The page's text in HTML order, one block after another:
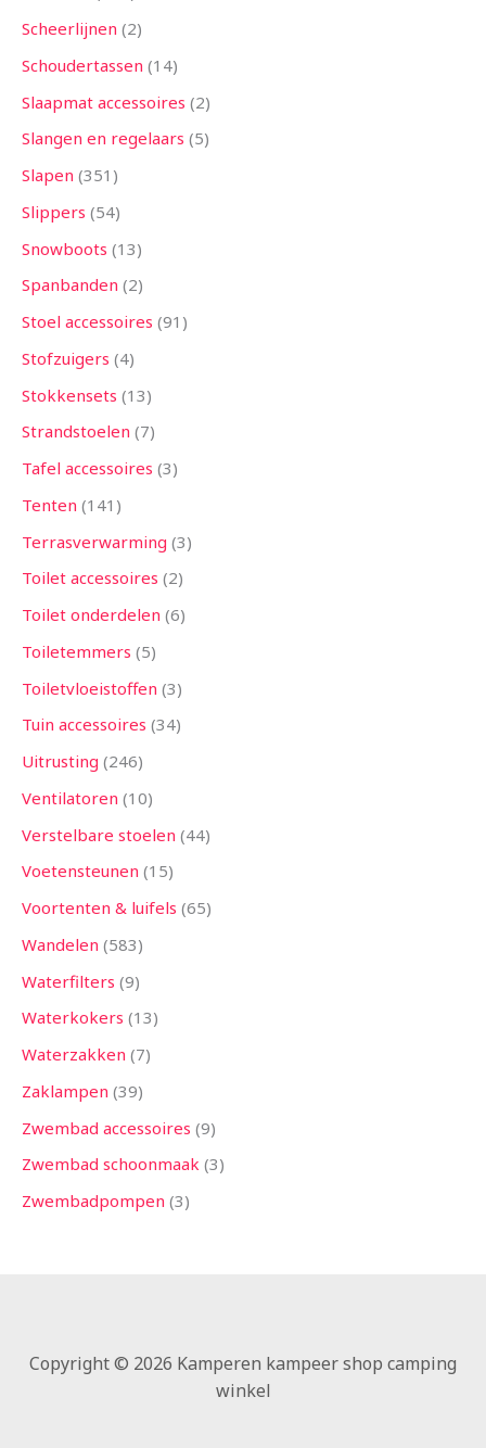
Scheerlijnen 2
Schoudertassen 14
Slaapmat accessoires 2
Slangen en regelaars 5
Slapen 351
Slippers 54
Snowboots 13
Spanbanden 2
Stoel accessoires 91
Stofzuigers 4
Stokkensets 13
Strandstoelen 7
Tafel accessoires 3
Tenten 141
Terrasverwarming 3
Toilet accessoires 2
Toilet onderdelen 6
Toiletemmers 5
Toiletvloeistoffen 3
Tuin accessoires 34
Uitrusting 246
Ventilatoren 10
Verstelbare stoelen 44
Voetensteunen 15
Voortenten & luifels 65
Wandelen 583
Waterfilters 9
Waterkokers 13
Waterzakken 7
Zaklampen 39
Zwembad accessoires 9
Zwembad schoonmaak 3
Zwembadpompen 3
Copyright © 2026 Kamperen kampeer shop camping
winkel